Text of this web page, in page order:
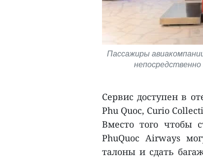
Пассажиры
непосредственно
Сервис доступен в
Phu Quoc, Curio
Вместо того чтобы
PhuQuoc Airways
талоны и сдать